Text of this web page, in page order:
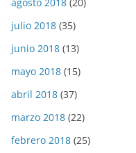
julio 2018 (35)
junio 2018 (13)
mayo 2018 (15)
abril 2018 (37)
marzo 2018 (22)
febrero 2018 (25)